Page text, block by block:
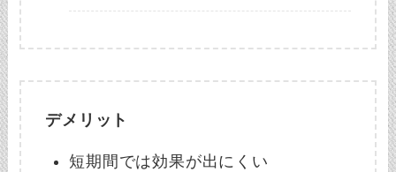
デメリット
短期間では効果が出にくい